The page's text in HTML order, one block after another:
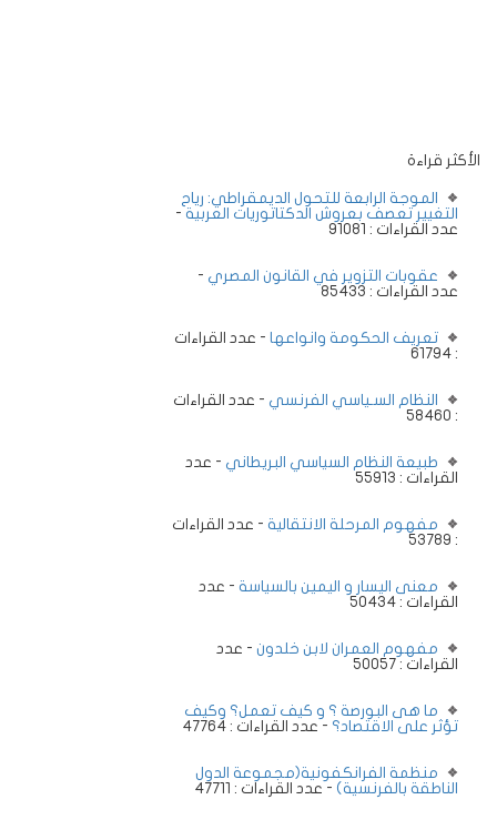
الأكثر قراءة
الموجة الرابعة للتحول الديمقراطي: رياح
التغيير تعصف بعروش الدكتاتوريات العربية -
عدد القراءات : 91081
عقوبات التزوير في القانون المصري -
عدد القراءات : 85433
تعريف الحكومة وانواعها - عدد القراءات
: 61794
النظام السـياسي الفرنسي - عدد القراءات
: 58460
طبيعة النظام السياسي البريطاني - عدد
القراءات : 55913
مفهوم المرحلة الانتقالية - عدد القراءات
: 53789
معنى اليسار و اليمين بالسياسة - عدد
القراءات : 50434
مفهوم العمران لابن خلدون - عدد
القراءات : 50057
ما هى البورصة ؟ و كيف تعمل؟ وكيف
تؤثر على الاقتصاد؟ - عدد القراءات : 47764
منظمة الفرانكفونية(مجموعة الدول
الناطقة بالفرنسية) - عدد القراءات : 47711